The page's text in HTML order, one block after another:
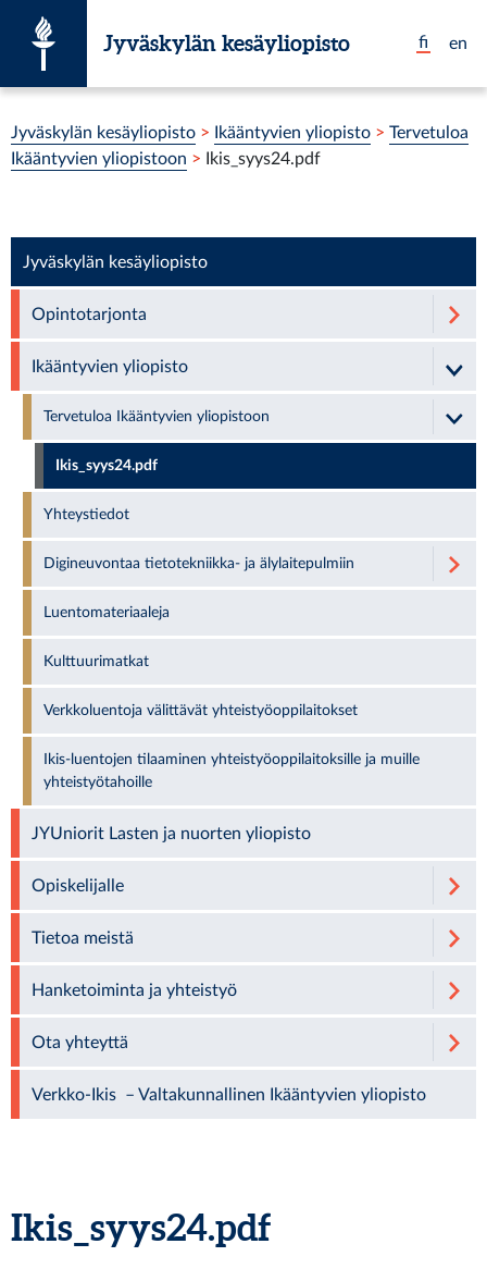
fi
en
Jyväskylän kesäyliopisto
Jyväskylän kesäyliopisto > Ikääntyvien yliopisto > Tervetuloa
Ikääntyvien yliopistoon > Ikis_syys24.pdf
Ikis_syys24.pdf
Jyväskylän kesäyliopisto
Opintotarjonta
Ikääntyvien yliopisto
Tervetuloa Ikääntyvien yliopistoon
Ikis_syys24.pdf
Yhteystiedot
Digineuvontaa tietotekniikka- ja älylaitepulmiin
Luentomateriaaleja
Kulttuurimatkat
Verkkoluentoja välittävät yhteistyöoppilaitokset
Ikis-luentojen tilaaminen yhteistyöoppilaitoksille ja muille
yhteistyötahoille
JYUniorit Lasten ja nuorten yliopisto
Opiskelijalle
Tietoa meistä
Hanketoiminta ja yhteistyö
Ota yhteyttä
Verkko-Ikis – Valtakunnallinen Ikääntyvien yliopisto